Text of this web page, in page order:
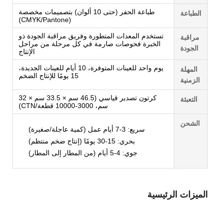
الطباعة
طباعة الحفر (حتى 10 ألوان) بتصميمات مخصصة
(CMYK/Pantone)
مراقبة
الجودة
تستخدم المعدات المتطورة وفريق مراقبة الجودة ذو
الخبرة فحوصات صارمة في كل مرحلة من مراحل
الإنتاج
المهلة
الزمنية
يوم واحد للعينات المتوفرة، 10 أيام للعينات الجديدة،
15 يومًا للإنتاج الضخم
التعبئة
كرتون تصدير قياسي (46.5 سم × 33.5 سم × 32
سم، 3000-10000 قطعة/CTN)
الشحن
سريع: 3-7 أيام عمل (كمية عاجلة/صغيرة)
بحري: 15-30 يومًا (إنتاج ضخم منتظم)
جوي: 4-5 أيام (من المطار إلى المطار)
الميزات الرئيسية